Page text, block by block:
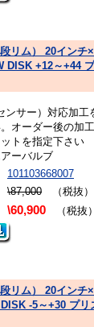
リム） 20インチ
DISK +12～+44
ンサー）対応加工
オーダー後の加
トを指定下さい
ーバルブ
101103668007
\87,000 （税抜）
\60,900 （税抜）
リム） 20インチ
-5～+30 プ